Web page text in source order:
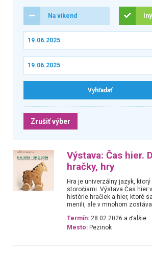
Na víkend
Zrušiť výber
Výstava: Čas hier.
hračky, hry
Hra je univerzálny jazyk,
storočiami. Výstava Čas hier
histórie hračiek a hier, ktoré
menili, ale v mnohom
Termín: 28.02.2026 a ďalšie
Mesto: Pezinok